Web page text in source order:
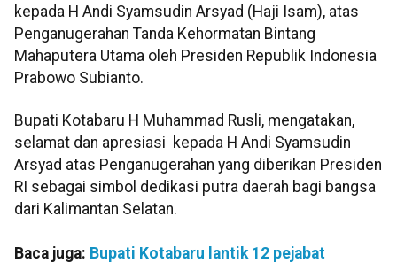
kepada H Andi Syamsudin Arsyad (Haji Isam), atas
Penganugerahan Tanda Kehormatan Bintang
Mahaputera Utama oleh Presiden Republik Indonesia
Prabowo Subianto.
Bupati Kotabaru H Muhammad Rusli, mengatakan,
selamat dan apresiasi kepada H Andi Syamsudin
Arsyad atas Penganugerahan yang diberikan Presiden
RI sebagai simbol dedikasi putra daerah bagi bangsa
dari Kalimantan Selatan.
Baca juga: Bupati Kotabaru lantik 12 pejabat